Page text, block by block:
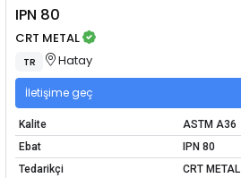
IPN 80
CRT METAL
TR Hatay
İletişime geç
Kalite
ASTM A36
Ebat
IPN 80
Tedarikçi
CRT METAL